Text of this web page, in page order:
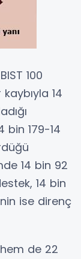
100
14
bin 179-14
14 bin 92
14 bin
ise direnç
de 22